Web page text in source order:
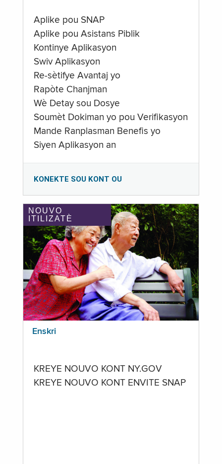
Aplike pou SNAP
Aplike pou Asistans Piblik
Kontinye Aplikasyon
Swiv Aplikasyon
Re-sètifye Avantaj yo
Rapòte Chanjman
Wè Detay sou Dosye
Soumèt Dokiman yo pou Verifikasyon
Mande Ranplasman Benefis yo
Siyen Aplikasyon an
KONEKTE SOU KONT OU
NOUVO
ITILIZATÈ
Enskri
KREYE NOUVO KONT NY.GOV
KREYE NOUVO KONT ENVITE SNAP